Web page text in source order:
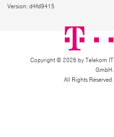
Version: d4fd9415
Copyright © 2026 by Telekom IT
GmbH.
All Rights Reserved.